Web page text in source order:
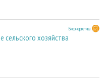
Биоэнергетика
сельского хозяйства